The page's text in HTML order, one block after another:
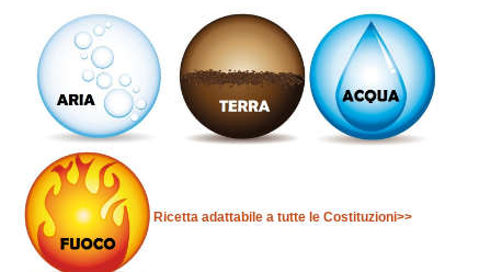
Ricetta adattabile a tutte le Costituzioni>>